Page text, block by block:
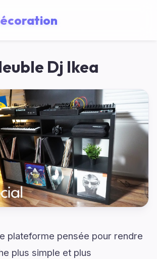
Dj Ikea
plateforme pensée pour rendre
plus simple et plus